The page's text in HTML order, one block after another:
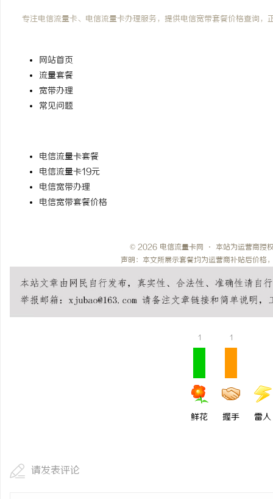
专注电信流量卡、电信流量卡办理服务，提供电信宽带套餐价格查询，
网站首页
流量套餐
宽带办理
常见问题
电信流量卡套餐
电信流量卡19元
电信宽带办理
电信宽带套餐价格
© 2026 电信流量卡网 · 本站为运营商授
声明：本文所展示套餐均为运营商补贴后价格
1
鲜花
1
握手 雷人
请发表评论